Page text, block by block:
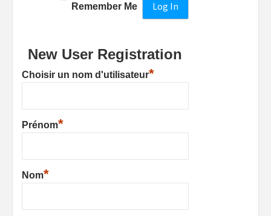
Remember Me
New User Registration
Choisir un nom d'utilisateur*
Prénom*
Nom*